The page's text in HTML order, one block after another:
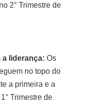
2° Trimestre de
a liderança: Os
no topo do
a primeira e a
Trimestre de